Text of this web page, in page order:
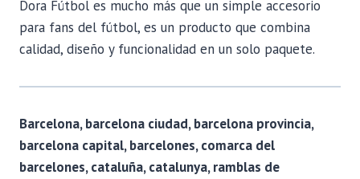
Dora Fútbol es mucho más que un simple accesorio
para fans del fútbol, es un producto que combina
calidad, diseño y funcionalidad en un solo paquete.
Barcelona, barcelona ciudad, barcelona provincia,
barcelona capital, barcelones, comarca del
barcelones, cataluña, catalunya, ramblas de